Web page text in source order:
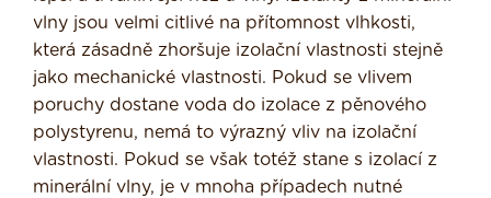
vlny jsou velmi citlivé na přítomnost vlhkosti,
která zásadně zhoršuje izolační vlastnosti stejně
jako mechanické vlastnosti. Pokud se vlivem
poruchy dostane voda do izolace z pěnového
polystyrenu, nemá to výrazný vliv na izolační
vlastnosti. Pokud se však totéž stane s izolací z
minerální vlny, je v mnoha případech nutné